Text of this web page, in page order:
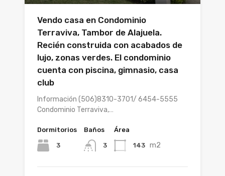
Vendo casa en Condominio
Terraviva, Tambor de Alajuela.
Recién construida con acabados de
lujo, zonas verdes. El condominio
cuenta con piscina, gimnasio, casa
club
Información (506)8310-3701/ 6454-5555
Condominio Terraviva,…
Dormitorios
3
Baños
3
Área
143 m2